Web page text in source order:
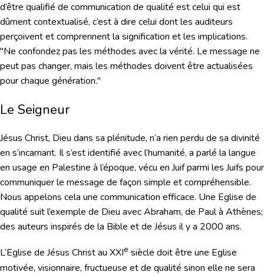
d’être qualifié de communication de qualité est celui qui est
dûment contextualisé, c’est à dire celui dont les auditeurs
perçoivent et comprennent la signification et les implications.
"Ne confondez pas les méthodes avec la vérité. Le message ne
peut pas changer, mais les méthodes doivent être actualisées
pour chaque génération."
Le Seigneur
Jésus Christ, Dieu dans sa plénitude, n’a rien perdu de sa divinité
en s’incarnant. Il s’est identifié avec l’humanité, a parlé la langue
en usage en Palestine à l’époque, vécu en Juif parmi les Juifs pour
communiquer le message de façon simple et compréhensible.
Nous appelons cela une communication efficace. Une Eglise de
qualité suit l’exemple de Dieu avec Abraham, de Paul à Athènes;
des auteurs inspirés de la Bible et de Jésus il y a 2000 ans.
L’Eglise de Jésus Christ au XXIe siècle doit être une Eglise
motivée, visionnaire, fructueuse et de qualité sinon elle ne sera